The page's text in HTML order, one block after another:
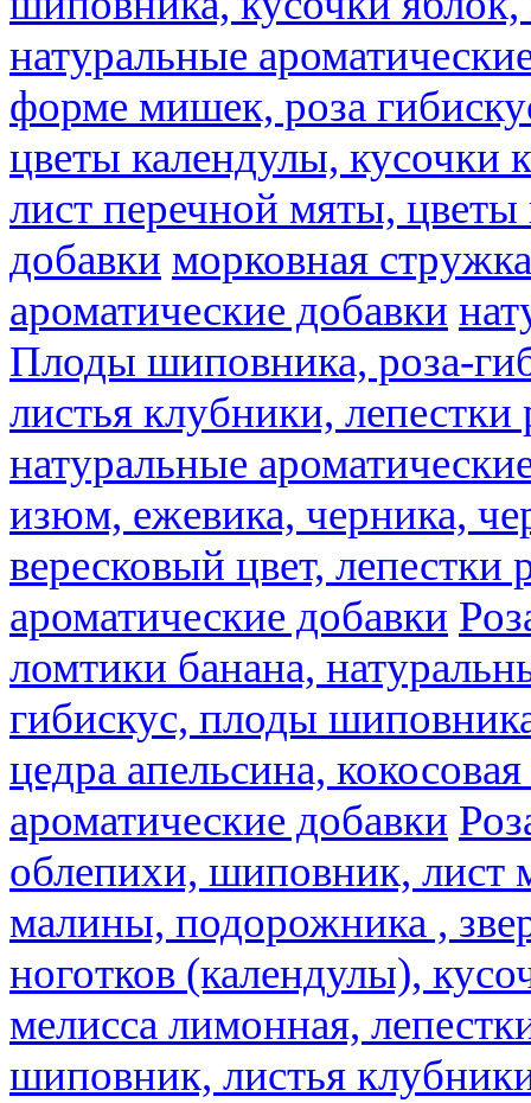
натуральные
форме мишек, роза
цветы календулы, кусочки
лист перечной мяты,
добавки морковная стружка
ароматические добавки
Плоды шиповника, роза-
листья клубники,
натуральные
изюм, ежевика, черника,
вересковый цвет, лепестки
ароматические добавки
ломтики банана,
гибискус, плоды
цедра апельсина,
ароматические добавки
облепихи, шиповник, лист
малины, подорожника ,
ноготков (календулы),
мелисса лимонная,
шиповник, листья